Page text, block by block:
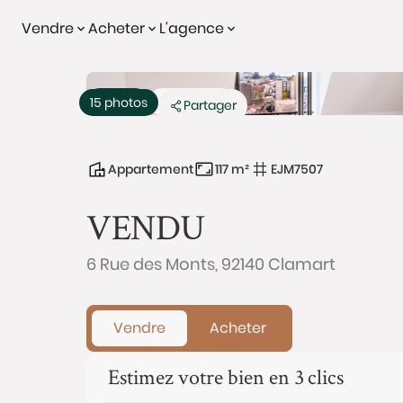
Vendre Acheter L'agence
Vendu Exclusivité
15 photos Partager
Appartement 117 m² EJM7507
VENDU
6 Rue des Monts, 92140 Clamart
Vendre Acheter
Estimez votre bien en 3 clics